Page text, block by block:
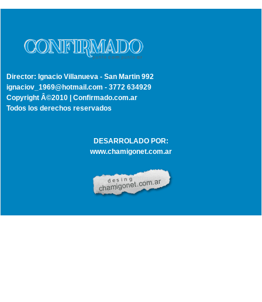
Director: Ignacio Villanueva - San Martin 992
ignaciov_1969@hotmail.com - 3772 634929
Copyright Â©2010 | Confirmado.com.ar
Todos los derechos reservados
DESARROLADO POR:
www.chamigonet.com.ar